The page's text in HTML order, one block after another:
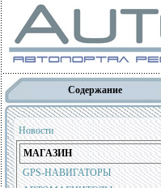
Содержание
Новости
МАГАЗИН
GPS-НАВИГАТОРЫ